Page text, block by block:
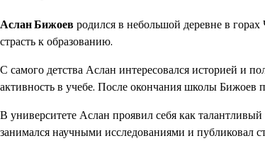
Аслан Бижоевродился в небольшой деревне в
страсть к образованию.
С самого детства Аслан интересовался историей и
активность в учебе. После окончания школы Бижоев
В университете Аслан проявил себя как
занимался научными исследованиями и публиковал